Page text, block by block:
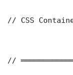
// CSS
//